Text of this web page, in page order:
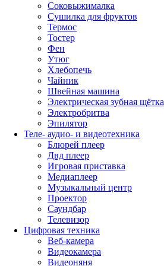
Соковыжималка
Сушилка для фруктов
Термос
Тостер
Фен
Утюг
Хлебопечь
Чайник
Швейная машина
Электрическая зубная щётка
Электробритва
Эпилятор
Теле- аудио- и видеотехника
Блюрей плеер
Двд плеер
Игровая приставка
Медиаплеер
Музыкальный центр
Проектор
Саундбар
Телевизор
Цифровая техника
Веб-камера
Видеокамера
Видеоняня